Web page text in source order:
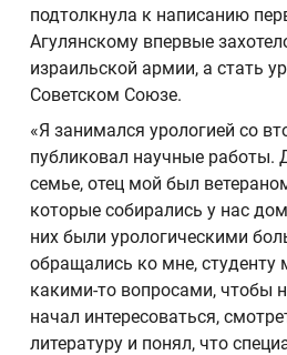
подтолкнула к написанию
Агулянскому впервые
израильской армии, а стать
Советском Союзе.
«Я занимался урологией со
публиковал научные работы.
семье, отец мой был
которые собирались у нас
них были урологическими
обращались ко мне, студенту
какими-то вопросами, чтобы
начал интересоваться,
литературу и понял, что